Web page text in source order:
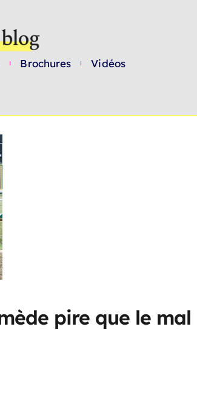
Brochures Vidéos
pire que le mal